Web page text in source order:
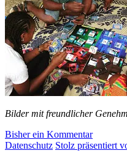
Bilder mit freundlicher
Bisher ein Kommentar
Datenschutz Stolz präsentiert